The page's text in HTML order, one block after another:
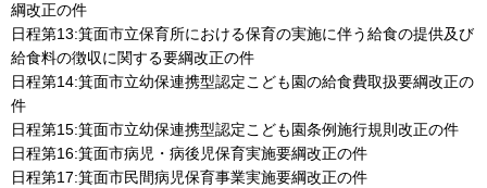
綱改正の件
日程第13:箕面市立保育所における保育の実施に伴う給食の提供及び
給食料の徴収に関する要綱改正の件
日程第14:箕面市立幼保連携型認定こども園の給食費取扱要綱改正の
件
日程第15:箕面市立幼保連携型認定こども園条例施行規則改正の件
日程第16:箕面市病児・病後児保育実施要綱改正の件
日程第17:箕面市民間病児保育事業実施要綱改正の件